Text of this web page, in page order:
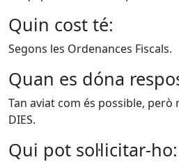
Quin cost té:
Segons les Ordenances Fiscals.
Quan es dóna
Tan aviat com és possible, però
DIES.
Qui pot sol·licitar-ho: